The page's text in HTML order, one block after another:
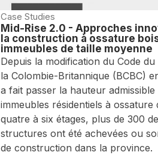
Case Studies
Mid-Rise 2.0 - Approches
la construction à ossature
immeubles de taille moyenne
Depuis la modification du Code du
la Colombie-Britannique (BCBC)
a fait passer la hauteur admissible
immeubles résidentiels à ossature
quatre à six étages, plus de 300
structures ont été achevées ou
de construction dans la province.